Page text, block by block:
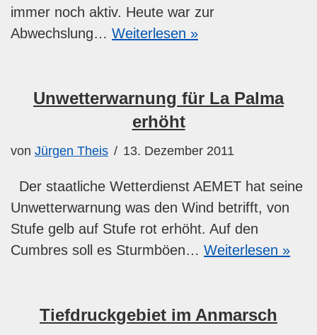
immer noch aktiv. Heute war zur
Abwechslung… Weiterlesen »
Unwetterwarnung für La Palma
erhöht
von Jürgen Theis 13. Dezember 2011
Der staatliche Wetterdienst AEMET hat seine
Unwetterwarnung was den Wind betrifft, von
Stufe gelb auf Stufe rot erhöht. Auf den
Cumbres soll es Sturmböen… Weiterlesen »
Tiefdruckgebiet im Anmarsch